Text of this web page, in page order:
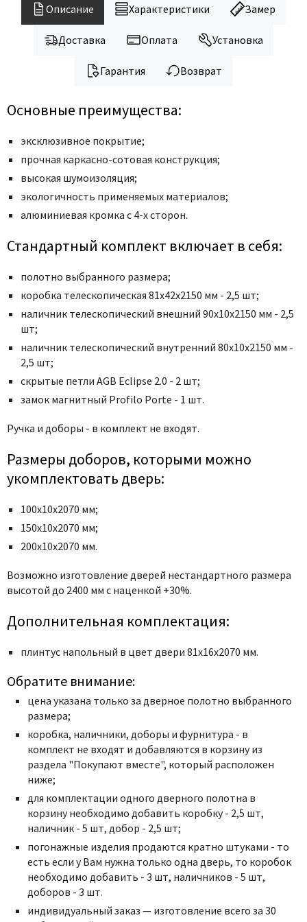
LiGa
Line Doors
Miksal
Morelli
Ofram
Optima Porte
Porta Di Parma
Portika
Poseidon
Profil Doors
Profilo Porte
Protector
Torex
Tupai
Uberture
Venezia Unique
Verum
Zadoor
Описание Характеристики Замер
Доставка Оплата Установка
Гарантия Возврат
Основные преимущества:
эксклюзивное покрытие;
прочная каркасно-сотовая конструкция;
высокая шумоизоляция;
экологичность применяемых материалов;
алюминиевая кромка с 4-х сторон.
Стандартный комплект включает в себя:
полотно выбранного размера;
коробка телескопическая 81x42x2150 мм - 2,5 шт;
наличник телескопический внешний 90x10x2150 мм - 2,5
шт;
наличник телескопический внутренний 80x10x2150 мм -
2,5 шт;
скрытые петли AGB Eclipse 2.0 - 2 шт;
замок магнитный Profilo Porte - 1 шт.
Ручка и доборы - в комплект не входят.
Размеры доборов, которыми можно
укомплектовать дверь:
100х10х2070 мм;
150х10х2070 мм;
200х10х2070 мм.
Возможно изготовление дверей нестандартного размера
высотой до 2400 мм с наценкой +30%.
Дополнительная комплектация:
плинтус напольный в цвет двери 81х16х2070 мм.
Обратите внимание:
цена указана только за дверное полотно выбранного
размера;
коробка, наличники, доборы и фурнитура - в
комплект не входят и добавляются в корзину из
раздела "Покупают вместе", который расположен
ниже;
для комплектации одного дверного полотна в
корзину необходимо добавить коробку - 2,5 шт,
наличник - 5 шт, добор - 2,5 шт;
погонажные изделия продаются кратно штуками - то
есть если у Вам нужна только одна дверь, то коробок
необходимо добавить - 3 шт, наличников - 5 шт,
доборов - 3 шт.
индивидуальный заказ — изготовление всего за 30